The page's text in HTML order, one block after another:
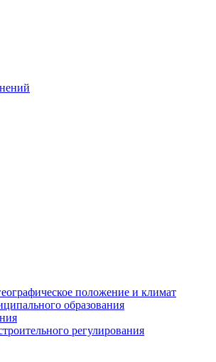
положение и климат
образования
регулирования